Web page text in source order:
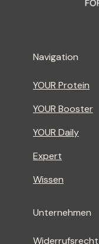
Navigation
YOUR Protein
YOUR Booster
YOUR Daily
Expert
Wissen
Unternehmen
Widerrufsrecht